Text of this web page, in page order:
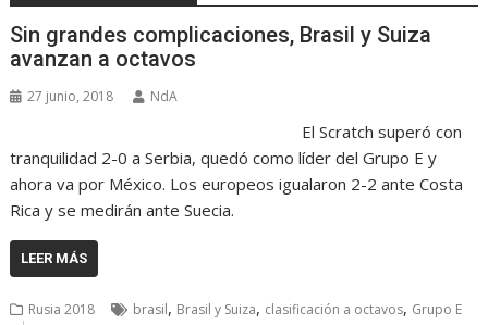
Sin grandes complicaciones, Brasil y Suiza
avanzan a octavos
27 junio, 2018 NdA
El Scratch superó con
tranquilidad 2-0 a Serbia, quedó como líder del Grupo E y
ahora va por México. Los europeos igualaron 2-2 ante Costa
Rica y se medirán ante Suecia.
LEER MÁS
Rusia 2018 brasil, Brasil y Suiza, clasificación a octavos, Grupo E